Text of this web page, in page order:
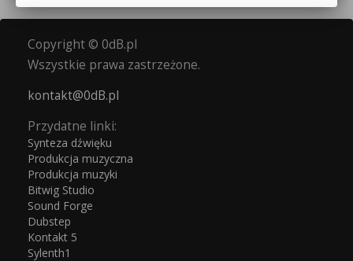
Copyright © 0dB.pl
Wszystkie prawa zastrzeżone.
kontakt@0dB.pl
Przydatne linki:
Synteza dźwięku
Produkcja muzyczna
Produkcja muzyki
Bitwig Studio
Sound Forge
Dubstep
Kontakt 5
Sylenth1